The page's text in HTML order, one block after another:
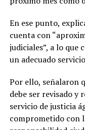
En ese punto,
cuenta con
judiciales”, a lo que
un adecuado
Por ello, señalaron
debe ser revisado y
servicio de justicia
comprometido con